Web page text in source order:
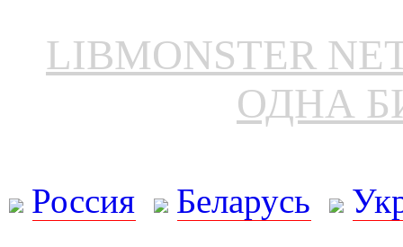
LIBMONSTER
ОДНА
Россия Беларусь